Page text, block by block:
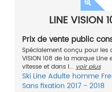
LINE VISION
Prix de vente public
Spécialement conçu pour les
VISION 108 de la marque
vitesse et dans l... voir plus
Ski Line Adulte homme
Sans fixation 2017 - 2018